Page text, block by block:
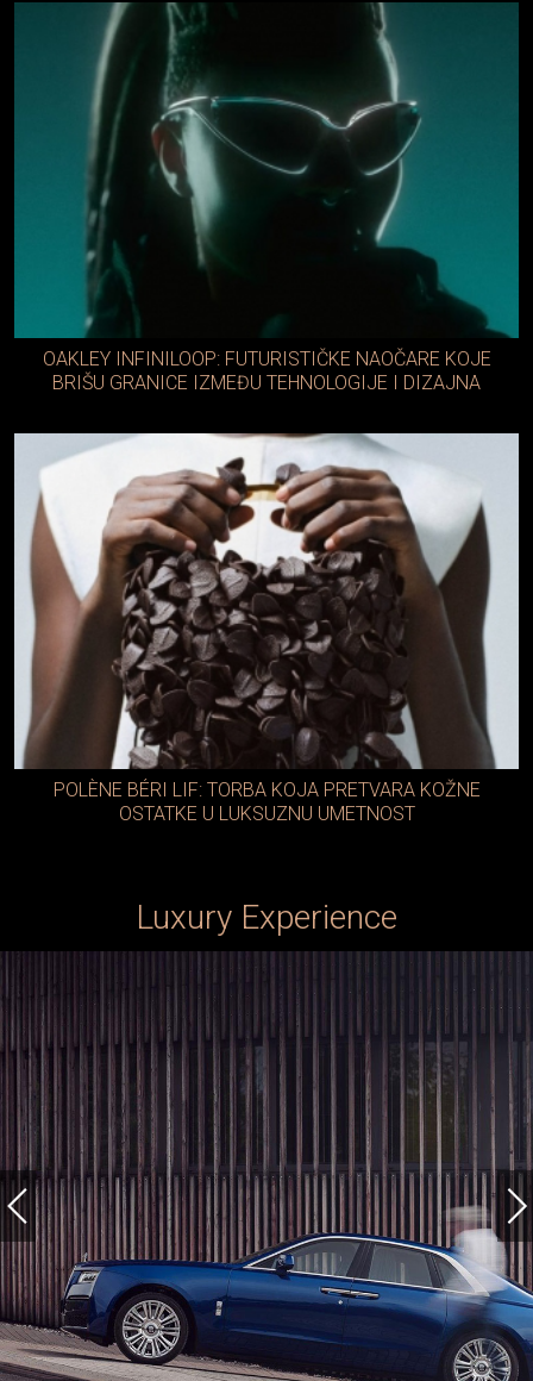
OAKLEY INFINILOOP: FUTURISTIČKE NAOČARE KOJE
BRIŠU GRANICE IZMEĐU TEHNOLOGIJE I DIZAJNA
POLÈNE BÉRI LIF: TORBA KOJA PRETVARA KOŽNE
OSTATKE U LUKSUZNU UMETNOST
Luxury Experience